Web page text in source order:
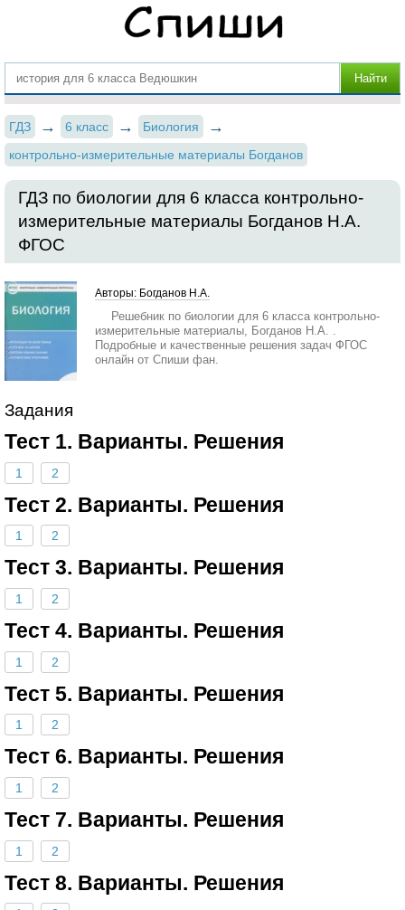
ГДЗ 6 класс
Биология
контрольно-измерительные материалы Богданов
ГДЗ по биологии для 6 класса контрольно-
измерительные материалы Богданов Н.А.
ФГОС
Авторы: Богданов Н.А.
Решебник по биологии для 6 класса контрольно-
измерительные материалы, Богданов Н.А. .
Подробные и качественные решения задач ФГОС
онлайн от Спиши фан.
Задания
Тест 1. Варианты. Решения
1 2
Тест 2. Варианты. Решения
1 2
Тест 3. Варианты. Решения
1 2
Тест 4. Варианты. Решения
1 2
Тест 5. Варианты. Решения
1 2
Тест 6. Варианты. Решения
1 2
Тест 7. Варианты. Решения
1 2
Тест 8. Варианты. Решения